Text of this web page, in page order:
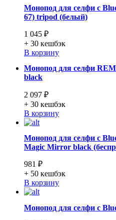
Монопод для селфи с
67) tripod (белый)
1 045 ₽
+ 30 кешбэк
В корзину
Монопод для селфи
black
2 097 ₽
+ 30 кешбэк
В корзину
Монопод для селфи с
Magic Mirror black
981 ₽
+ 50 кешбэк
В корзину
Монопод для селфи с